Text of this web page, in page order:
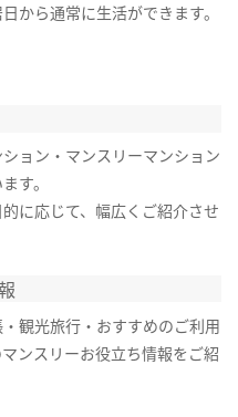
から通常に生活ができます。
ョン・マンスリーマンション
す。
に応じて、幅広くご紹介させ
観光旅行・おすすめのご利用
ンスリーお役立ち情報をご紹